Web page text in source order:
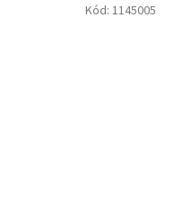
Kód: 1145005